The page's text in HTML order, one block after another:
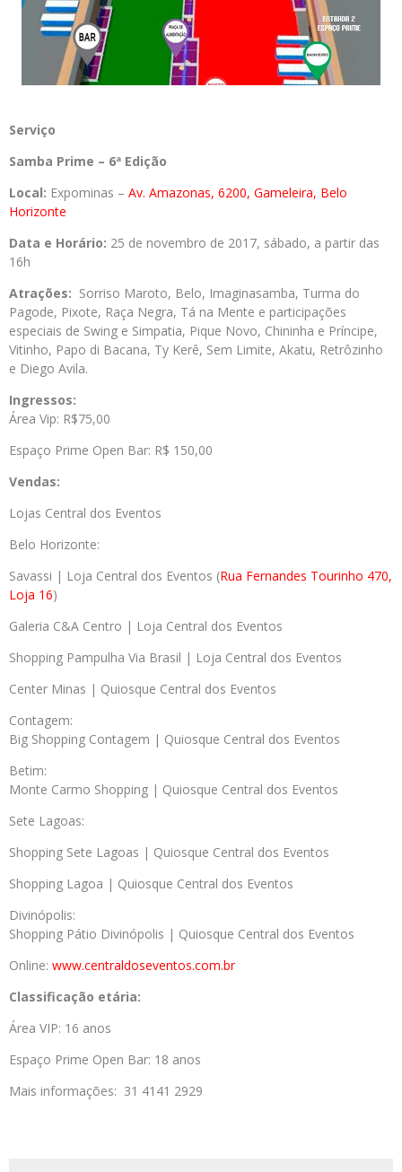
Serviço
Samba Prime – 6ª Edição
Local: Expominas – Av. Amazonas, 6200, Gameleira, Belo
Horizonte
Data e Horário: 25 de novembro de 2017, sábado, a partir das
16h
Atrações: Sorriso Maroto, Belo, Imaginasamba, Turma do
Pagode, Pixote, Raça Negra, Tá na Mente e participações
especiais de Swing e Simpatia, Pique Novo, Chininha e Príncipe,
Vitinho, Papo di Bacana, Ty Kerê, Sem Limite, Akatu, Retrôzinho
e Diego Avila.
Ingressos:
Área Vip: R$75,00
Espaço Prime Open Bar: R$ 150,00
Vendas:
Lojas Central dos Eventos
Belo Horizonte:
Savassi | Loja Central dos Eventos (Rua Fernandes Tourinho 470,
Loja 16)
Galeria C&A Centro | Loja Central dos Eventos
Shopping Pampulha Via Brasil | Loja Central dos Eventos
Center Minas | Quiosque Central dos Eventos
Contagem:
Big Shopping Contagem | Quiosque Central dos Eventos
Betim:
Monte Carmo Shopping | Quiosque Central dos Eventos
Sete Lagoas:
Shopping Sete Lagoas | Quiosque Central dos Eventos
Shopping Lagoa | Quiosque Central dos Eventos
Divinópolis:
Shopping Pátio Divinópolis | Quiosque Central dos Eventos
Online: www.centraldoseventos.com.br
Classificação etária:
Área VIP: 16 anos
Espaço Prime Open Bar: 18 anos
Mais informações: 31 4141 2929